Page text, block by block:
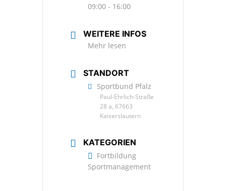
09:00 - 16:00
WEITERE INFOS
Mehr lesen
STANDORT
Sportbund Pfalz
Paul-Ehrlich-Straße
28 a, 67663
Kaiserslautern
KATEGORIEN
Fortbildung
Sportmanagement